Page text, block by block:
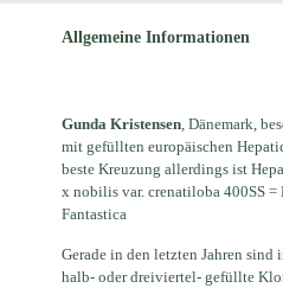
Allgemeine Informationen
Gunda Kristensen , Dänemark,
mit gefüllten europäischen
beste Kreuzung allerdings ist
x nobilis var. crenatiloba 400SS =
Fantastica
Gerade in den letzten Jahren sind
halb- oder dreiviertel- gefüllte